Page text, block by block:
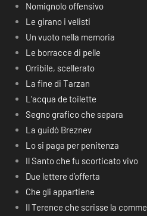
Nomignolo offensivo
Le girano i velisti
Un vuoto nella memoria
Le borracce di pelle
Orribile, scellerato
La fine di Tarzan
L’acqua de toilette
Segno grafico che separa
La guidò Breznev
Lo si paga per penitenza
Il Santo che fu scorticato vivo
Due lettere d’offerta
Che gli appartiene
Il Terence che scrisse la